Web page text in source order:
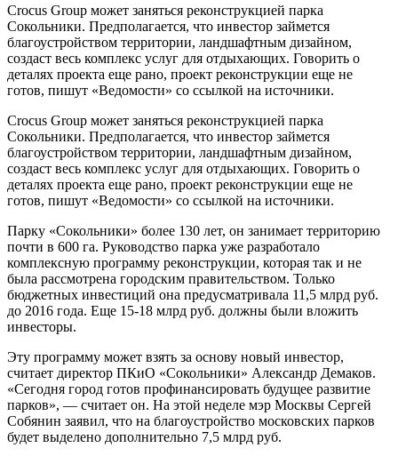
Crocus Group может заняться реконструкцией парка
Сокольники. Предполагается, что инвестор займется
благоустройством территории, ландшафтным дизайном,
создаст весь комплекс услуг для отдыхающих. Говорить о
деталях проекта еще рано, проект реконструкции еще не
готов, пишут «Ведомости» со ссылкой на источники.
Crocus Group может заняться реконструкцией парка
Сокольники. Предполагается, что инвестор займется
благоустройством территории, ландшафтным дизайном,
создаст весь комплекс услуг для отдыхающих. Говорить о
деталях проекта еще рано, проект реконструкции еще не
готов, пишут «Ведомости» со ссылкой на источники.
Парку «Сокольники» более 130 лет, он занимает территорию
почти в 600 га. Руководство парка уже разработало
комплексную программу реконструкции, которая так и не
была рассмотрена городским правительством. Только
бюджетных инвестиций она предусматривала 11,5 млрд руб.
до 2016 года. Еще 15-18 млрд руб. должны были вложить
инвесторы.
Эту программу может взять за основу новый инвестор,
считает директор ПКиО «Сокольники» Александр Демаков.
«Сегодня город готов профинансировать будущее развитие
парков», — считает он. На этой неделе мэр Москвы Сергей
Собянин заявил, что на благоустройство московских парков
будет выделено дополнительно 7,5 млрд руб.